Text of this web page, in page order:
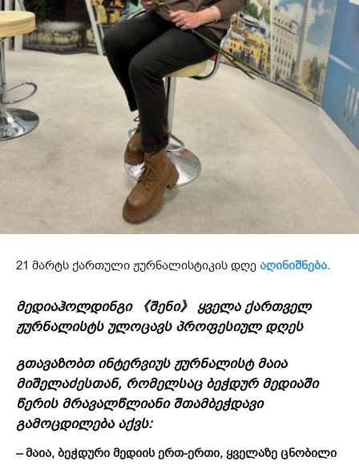
21 მარტს ქართული ჟურნალისტიკის დღე აღინიშნება.
მედიაჰოლდინგი 《შენი》 ყველა ქართველ
ჟურნალისტს ულოცავს პროფესიულ დღეს ️
გთავაზობთ ინტერვიუს ჟურნალისტ მაია
მიშელაძესთან, რომელსაც ბეჭდურ მედიაში
წერის მრავალწლიანი შთამბეჭდავი
გამოცდილება აქვს:
–მაია, ბეჭდური მედიის ერთ-ერთი, ყველაზე ცნობილი